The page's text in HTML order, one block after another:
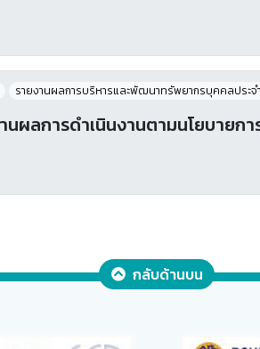
รายงานผลการบริหารและพัฒนาทรัพยากรบุคคลประจํ
นผลการดำเนินงานตามนโยบายกา
กลับด้านบน